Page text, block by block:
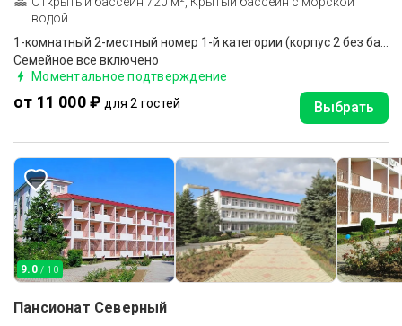
водой
Семейное все включено
Моментальное подтверждение
от 11 000 ₽ для 2 гостей Выбрать
9.0 / 10
Пансионат Северный